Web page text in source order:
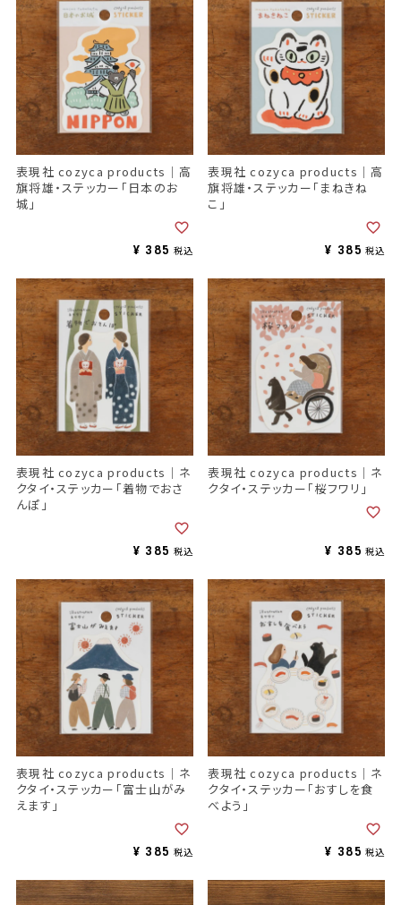
表現社 cozyca products｜高
旗将雄・ステッカー「日本のお
城」
¥ 385 税込
表現社 cozyca products｜高
旗将雄・ステッカー「まねきね
こ」
¥ 385 税込
表現社 cozyca products｜ネ
クタイ・ステッカー「着物でおさ
んぽ」
¥ 385 税込
表現社 cozyca products｜ネ
クタイ・ステッカー「桜フワリ」
¥ 385 税込
表現社 cozyca products｜ネ
クタイ・ステッカー「富士山がみ
えます」
¥ 385 税込
表現社 cozyca products｜ネ
クタイ・ステッカー「おすしを食
べよう」
¥ 385 税込